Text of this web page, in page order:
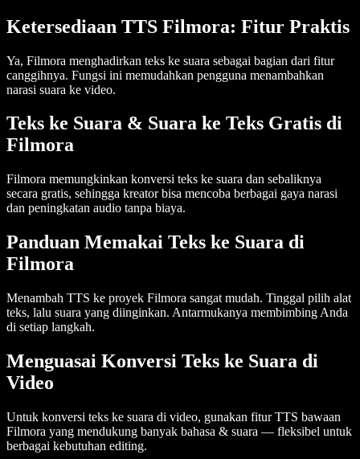
Ketersediaan TTS Filmora: Fitur Praktis
Ya, Filmora menghadirkan teks ke suara sebagai bagian dari fitur
canggihnya. Fungsi ini memudahkan pengguna menambahkan
narasi suara ke video.
Teks ke Suara & Suara ke Teks Gratis di
Filmora
Filmora memungkinkan konversi teks ke suara dan sebaliknya
secara gratis, sehingga kreator bisa mencoba berbagai gaya narasi
dan peningkatan audio tanpa biaya.
Panduan Memakai Teks ke Suara di
Filmora
Menambah TTS ke proyek Filmora sangat mudah. Tinggal pilih alat
teks, lalu suara yang diinginkan. Antarmukanya membimbing Anda
di setiap langkah.
Menguasai Konversi Teks ke Suara di
Video
Untuk konversi teks ke suara di video, gunakan fitur TTS bawaan
Filmora yang mendukung banyak bahasa & suara — fleksibel untuk
berbagai kebutuhan editing.